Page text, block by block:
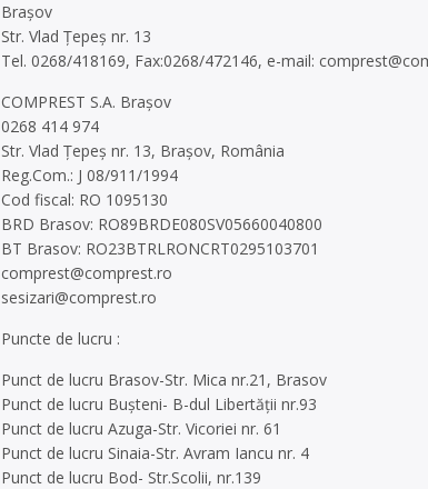
Brașov
Str. Vlad Ţepeș nr. 13
Tel. 0268/418169, Fax:0268/472146, e-mail:
COMPREST S.A. Braşov
0268 414 974
Str. Vlad Ţepeş nr. 13, Braşov, România
Reg.Com.: J 08/911/1994
Cod fiscal: RO 1095130
BRD Brasov: RO89BRDE080SV05660040800
BT Brasov: RO23BTRLRONCRT0295103701
comprest@comprest.ro
sesizari@comprest.ro
Puncte de lucru :
Punct de lucru Brasov-Str. Mica nr.21, Brasov
Punct de lucru Buşteni- B-dul Libertăţii nr.93
Punct de lucru Azuga-Str. Vicoriei nr. 61
Punct de lucru Sinaia-Str. Avram Iancu nr. 4
Punct de lucru Bod- Str.Scolii, nr.139